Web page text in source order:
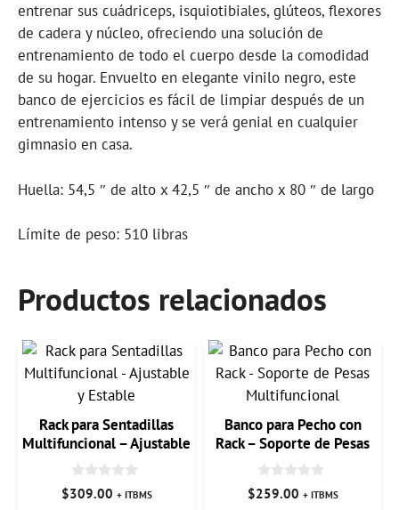
entrenar sus cuádriceps, isquiotibiales, glúteos, flexores
de cadera y núcleo, ofreciendo una solución de
entrenamiento de todo el cuerpo desde la comodidad
de su hogar. Envuelto en elegante vinilo negro, este
banco de ejercicios es fácil de limpiar después de un
entrenamiento intenso y se verá genial en cualquier
gimnasio en casa.
Huella: 54,5 ″ de alto x 42,5 ″ de ancho x 80 ″ de largo
Límite de peso: 510 libras
Productos relacionados
Rack para Sentadillas
Multifuncional – Ajustable
y Estable
0
d
$309.00 + ITBMS
Banco para Pecho con
Rack – Soporte de Pesas
Multifuncional
0
d
$259.00 + ITBMS